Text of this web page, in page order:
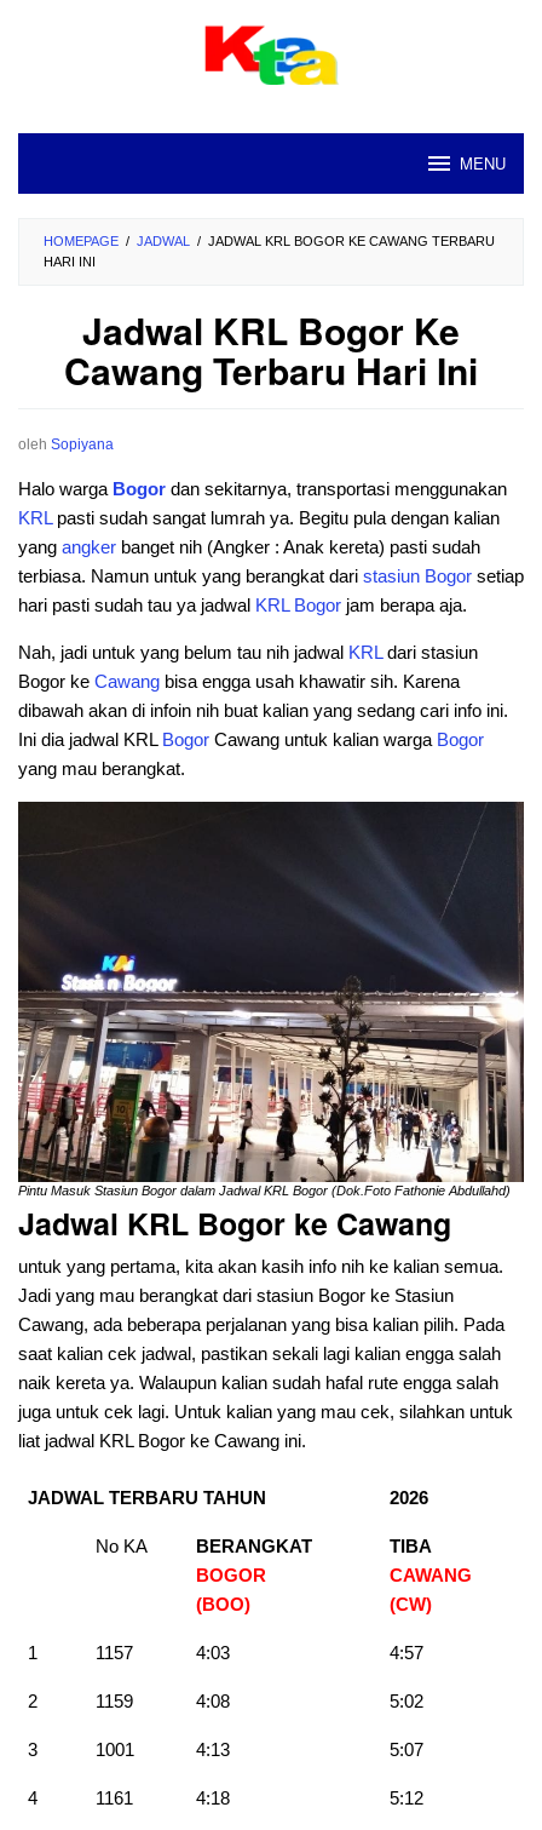
MENU
HOMEPAGE / JADWAL / JADWAL KRL BOGOR KE CAWANG TERBARU
HARI INI
Jadwal KRL Bogor Ke
Cawang Terbaru Hari Ini
oleh Sopiyana
Halo warga Bogor dan sekitarnya, transportasi menggunakan
KRLpasti sudah sangat lumrah ya. Begitu pula dengan kalian
yang angker banget nih (Angker : Anak kereta) pasti sudah
terbiasa. Namun untuk yang berangkat dari stasiun Bogor setiap
hari pasti sudah tau ya jadwal KRL Bogor jam berapa aja.
Nah, jadi untuk yang belum tau nih jadwal KRLdari stasiun
Bogor ke Cawang bisa engga usah khawatir sih. Karena
dibawah akan di infoin nih buat kalian yang sedang cari info ini.
Ini dia jadwal KRL Bogor Cawang untuk kalian warga Bogor
yang mau berangkat.
Pintu Masuk Stasiun Bogor dalam Jadwal KRL Bogor (Dok.Foto Fathonie Abdullahd)
Jadwal KRL Bogor ke Cawang
untuk yang pertama, kita akan kasih info nih ke kalian semua.
Jadi yang mau berangkat dari stasiun Bogor ke Stasiun
Cawang, ada beberapa perjalanan yang bisa kalian pilih. Pada
saat kalian cek jadwal, pastikan sekali lagi kalian engga salah
naik kereta ya. Walaupun kalian sudah hafal rute engga salah
juga untuk cek lagi. Untuk kalian yang mau cek, silahkan untuk
liat jadwal KRL Bogor ke Cawang ini.
JADWAL TERBARU TAHUN 2026
No KA
BERANGKAT
BOGOR
(BOO)
TIBA
CAWANG
(CW)
1 1157 4:03 4:57
2 1159 4:08 5:02
3 1001 4:13 5:07
4 1161 4:18 5:12